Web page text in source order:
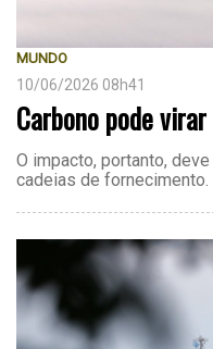
MUNDO
10/06/2026 08h41
Carbono pode
O impacto, portanto,
cadeias de fornecimento.